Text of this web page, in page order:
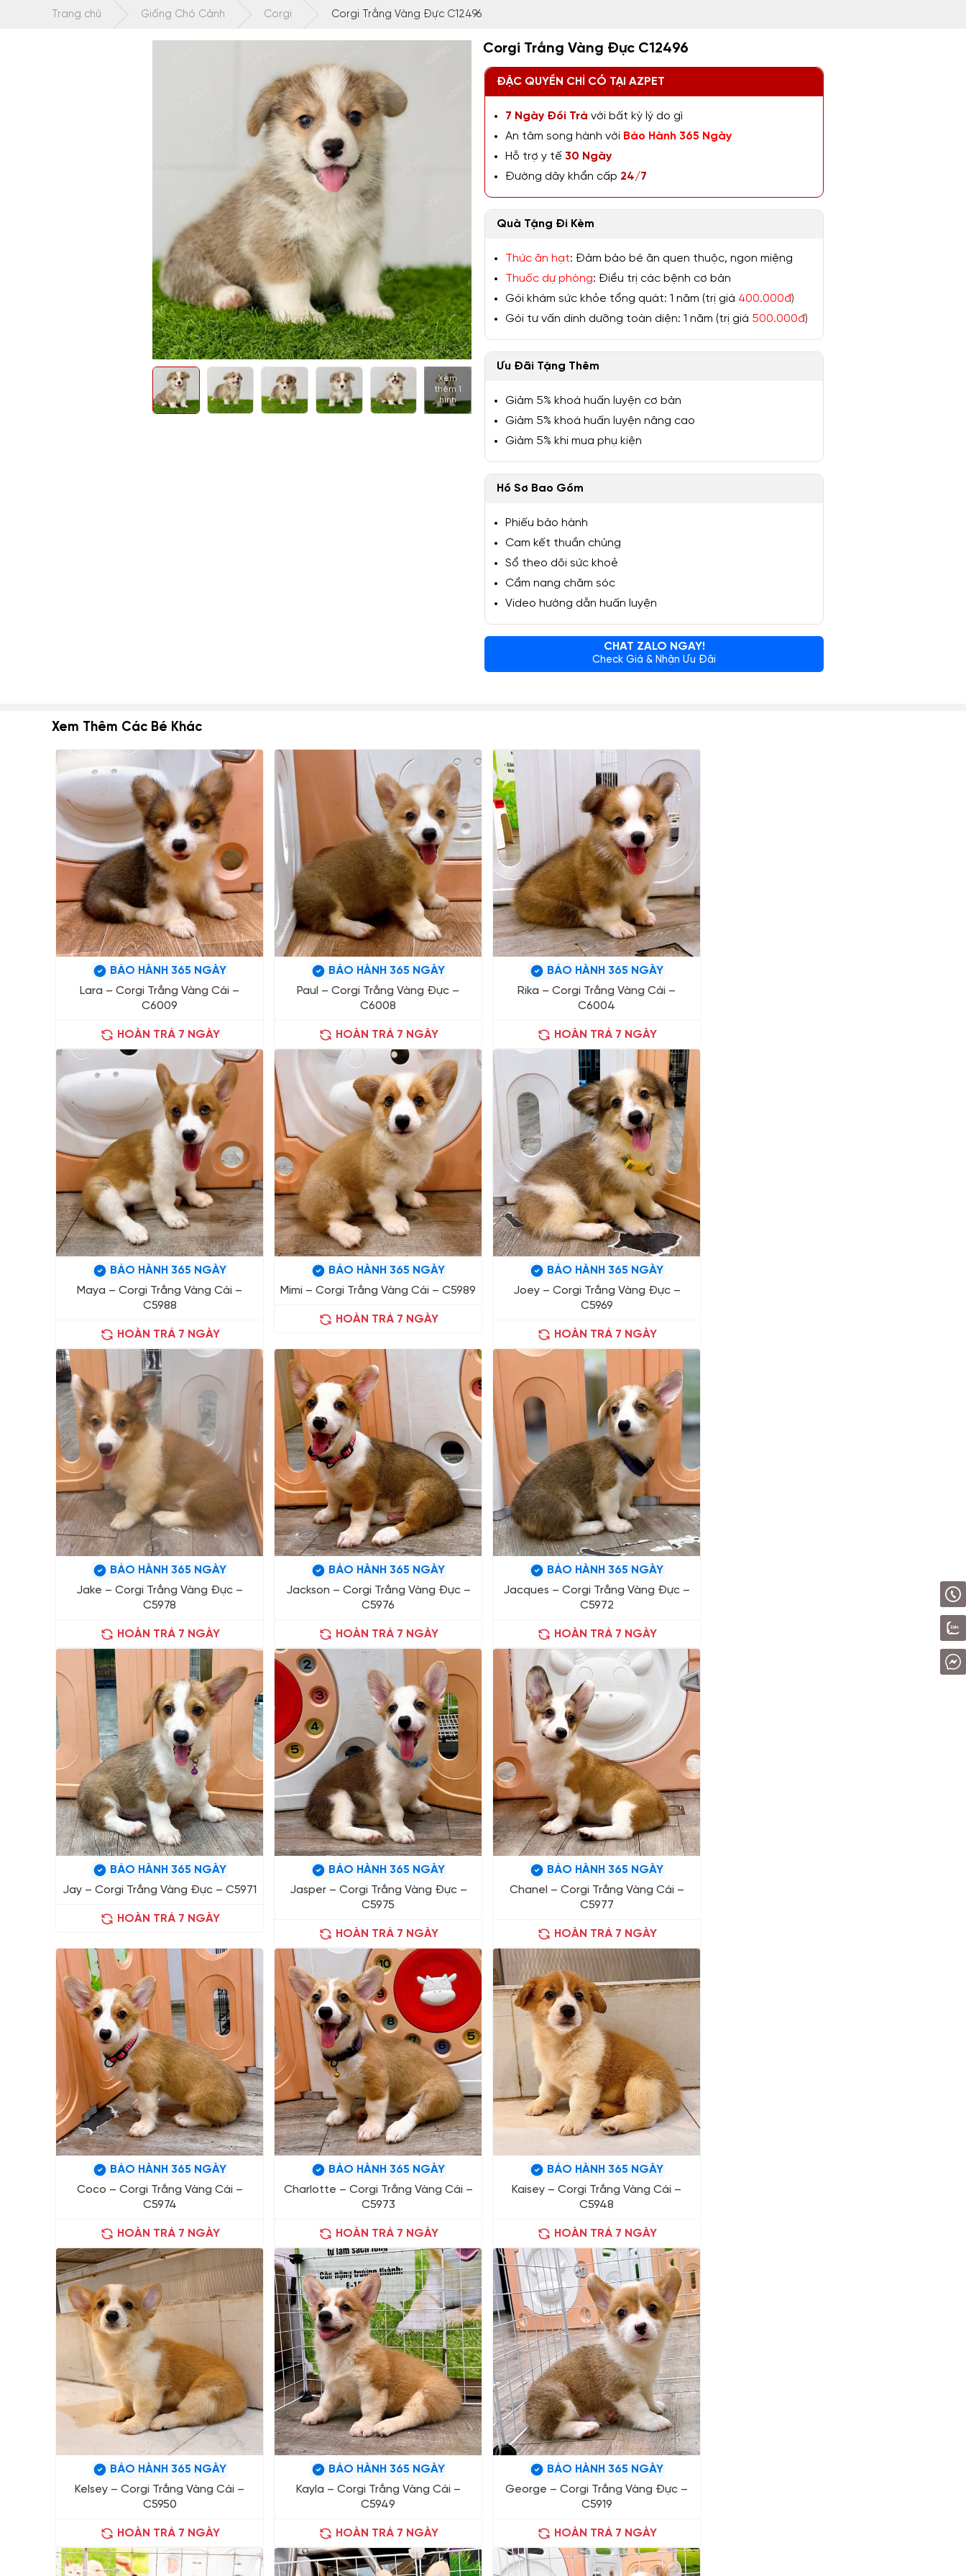
Trang chủ Giống Chó Cảnh Corgi Corgi Trắng Vàng Đực C12496
1/6
Xem
thêm 1
hình
Corgi Trắng Vàng Đực C12496
ĐẶC QUYỀN CHỈ CÓ TẠI AZPET
7 Ngày Đổi Trả với bất kỳ lý do gì
An tâm song hành với Bảo Hành 365 Ngày
Hỗ trợ y tế 30 Ngày
Đường dây khẩn cấp 24/7
Quà Tặng Đi Kèm
Thức ăn hạt: Đảm bảo bé ăn quen thuộc, ngon miệng
Thuốc dự phòng: Điều trị các bệnh cơ bản
Gói khám sức khỏe tổng quát: 1 năm (trị giá 400.000đ)
Gói tư vấn dinh dưỡng toàn diện: 1 năm (trị giá 500.000đ)
Ưu Đãi Tặng Thêm
Giảm 5% khoá huấn luyện cơ bản
Giảm 5% khoá huấn luyện nâng cao
Giảm 5% khi mua phụ kiện
Hồ Sơ Bao Gồm
Phiếu bảo hành
Cam kết thuần chủng
Sổ theo dõi sức khoẻ
Cẩm nang chăm sóc
Video hướng dẫn huấn luyện
CHAT ZALO NGAY!
Check Giá & Nhận Ưu Đãi
Xem Thêm Các Bé Khác
BẢO HÀNH 365 NGÀY
Lara – Corgi Trắng Vàng Cái –
C6009
HOÀN TRẢ 7 NGÀY
BẢO HÀNH 365 NGÀY
Paul – Corgi Trắng Vàng Đực –
C6008
HOÀN TRẢ 7 NGÀY
BẢO HÀNH 365 NGÀY
Rika – Corgi Trắng Vàng Cái –
C6004
HOÀN TRẢ 7 NGÀY
BẢO HÀNH 365 NGÀY
Maya – Corgi Trắng Vàng Cái –
C5988
HOÀN TRẢ 7 NGÀY
BẢO HÀNH 365 NGÀY
Mimi – Corgi Trắng Vàng Cái – C5989
HOÀN TRẢ 7 NGÀY
BẢO HÀNH 365 NGÀY
Joey – Corgi Trắng Vàng Đực –
C5969
HOÀN TRẢ 7 NGÀY
BẢO HÀNH 365 NGÀY
Jake – Corgi Trắng Vàng Đực –
C5978
HOÀN TRẢ 7 NGÀY
BẢO HÀNH 365 NGÀY
Jackson – Corgi Trắng Vàng Đực –
C5976
HOÀN TRẢ 7 NGÀY
BẢO HÀNH 365 NGÀY
Jacques – Corgi Trắng Vàng Đực –
C5972
HOÀN TRẢ 7 NGÀY
BẢO HÀNH 365 NGÀY
Jay – Corgi Trắng Vàng Đực – C5971
HOÀN TRẢ 7 NGÀY
BẢO HÀNH 365 NGÀY
Jasper – Corgi Trắng Vàng Đực –
C5975
HOÀN TRẢ 7 NGÀY
BẢO HÀNH 365 NGÀY
Chanel – Corgi Trắng Vàng Cái –
C5977
HOÀN TRẢ 7 NGÀY
BẢO HÀNH 365 NGÀY
Coco – Corgi Trắng Vàng Cái –
C5974
HOÀN TRẢ 7 NGÀY
BẢO HÀNH 365 NGÀY
Charlotte – Corgi Trắng Vàng Cái –
C5973
HOÀN TRẢ 7 NGÀY
BẢO HÀNH 365 NGÀY
Kaisey – Corgi Trắng Vàng Cái –
C5948
HOÀN TRẢ 7 NGÀY
BẢO HÀNH 365 NGÀY
Kelsey – Corgi Trắng Vàng Cái –
C5950
HOÀN TRẢ 7 NGÀY
BẢO HÀNH 365 NGÀY
Kayla – Corgi Trắng Vàng Cái –
C5949
HOÀN TRẢ 7 NGÀY
BẢO HÀNH 365 NGÀY
George – Corgi Trắng Vàng Đực –
C5919
HOÀN TRẢ 7 NGÀY